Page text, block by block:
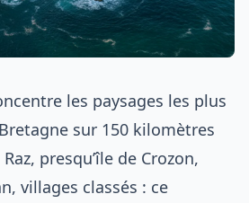
les paysages les plus
sur 150 kilomètres
presqu’île de Crozon,
villages classés : ce